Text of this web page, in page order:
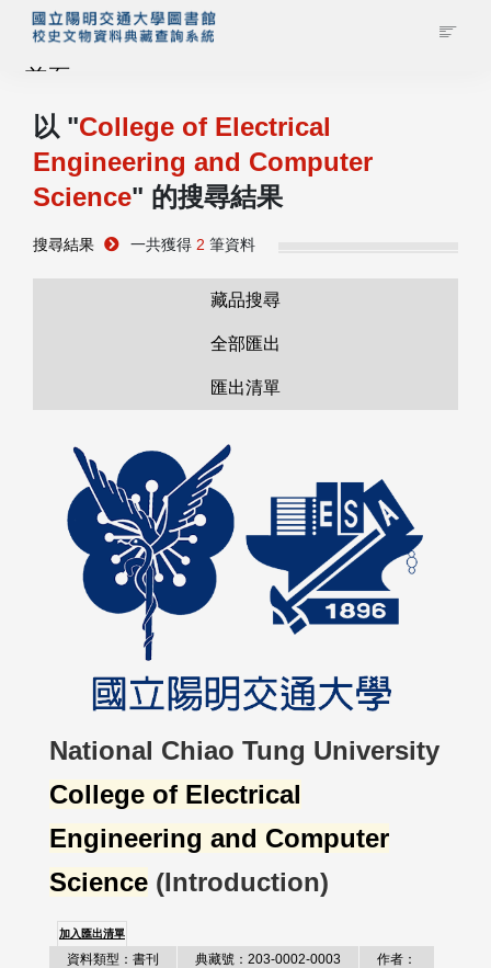
首頁
藏品查詢
校史館簡介
藏品清單全覽
以 "College of Electrical
Engineering and Computer
Science" 的搜尋結果
搜尋結果 一共獲得 2 筆資料
藏品搜尋
全部匯出
匯出清單
National Chiao Tung University
College of Electrical
Engineering and Computer
Science (Introduction)
加入匯出清單
資料類型：書刊 典藏號：203-0002-0003 作者：